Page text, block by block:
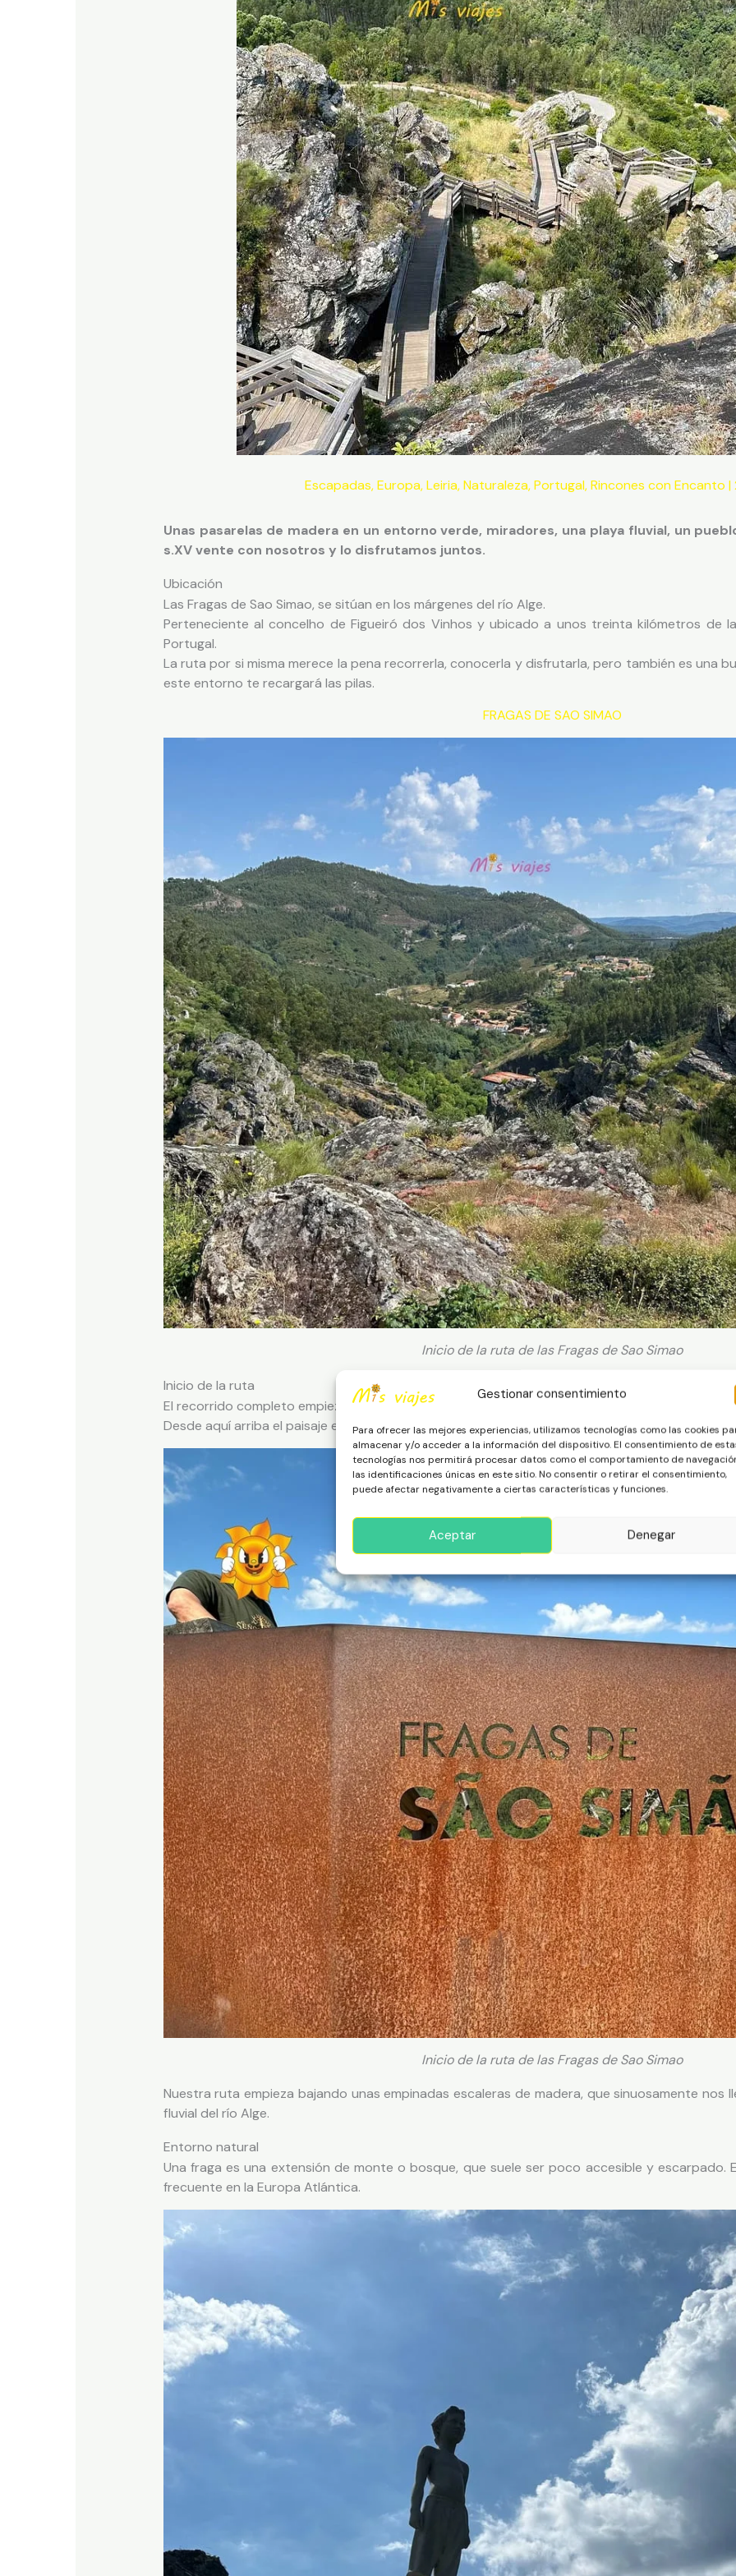
Gestionar consentimiento
Para ofrecer las mejores experiencias, utilizamos tecnologías como las cookies
almacenar y/o acceder a la información del dispositivo. El consentimiento de
tecnologías nos permitirá procesar datos como el comportamiento de
las identificaciones únicas en este sitio. No consentir o retirar el consentimiento,
puede afectar negativamente a ciertas características y funciones.
Aceptar Denegar
Escapadas,Europa,Leiria,Naturaleza,Portugal,Rincones con Encanto |
Unas pasarelas de madera en un entorno verde, miradores, una playa fluvial, un
s.XV vente con nosotros y lo disfrutamos juntos.
Ubicación
Las Fragas de Sao Simao, se sitúan en los márgenes del río Alge.
Perteneciente al concelho de Figueiró dos Vinhos y ubicado a unos treinta kilómetros de
Portugal.
La ruta por si misma merece la pena recorrerla, conocerla y disfrutarla, pero también es una
este entorno te recargará las pilas.
FRAGAS DE SAO SIMAO
Inicio de la ruta de las Fragas de Sao Simao
Inicio de la ruta
El recorrido completo empieza en la zona de estacionamiento, es circular, así que finaliza
Desde aquí arriba el paisaje es inmenso, este es el inicio de la ruta que también es el primer
Inicio de la ruta de las Fragas de Sao Simao
Nuestra ruta empieza bajando unas empinadas escaleras de madera, que sinuosamente nos
fluvial del río Alge.
Entorno natural
Una fraga es una extensión de monte o bosque, que suele ser poco accesible y escarpado.
frecuente en la Europa Atlántica.